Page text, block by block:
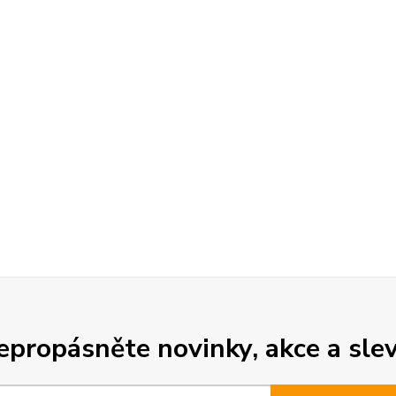
novinky, akce a